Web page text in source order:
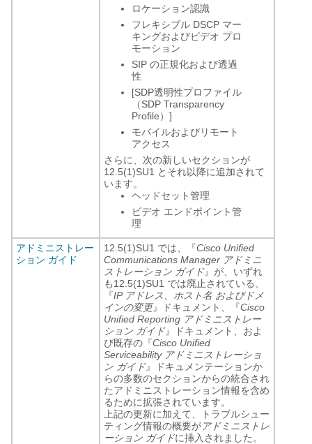
ロケーション認識
フレキシブル DSCP マー
キングおよびビデオ プロ
モーション
SIP の正規化および透過
性
[SDP透明性プロファイル
（SDP Transparency
Profile）]
モバイルおよびリモート
アクセス
さらに、次の新しいセクションが
12.5(1)SU1 とそれ以降に追加されて
います。
ヘッドセット管理
ビデオ エンドポイント管
理
アドミニストレー
ション ガイド
12.5(1)SU1 では、『Cisco Unified
Communications Manager アドミニ
ストレーション ガイド』が、いずれ
も12.5(1)SU1 では廃止されている、
『IP アドレス、ホスト名 およびドメ
インの変更』ドキュメント、『Cisco
Unified Reporting アドミニストレー
ション ガイド』ドキュメント、およ
び既存の『Cisco Unified
Serviceability アドミニストレーショ
ン ガイド』ドキュメンテーションか
らの多数のセクションからの統合され
たアドミニストレーション情報を含め
るために拡張されています。
上記の更新に加えて、トラブルシュー
ティング情報の概要がアドミニストレ
ーション ガイドに挿入されました。